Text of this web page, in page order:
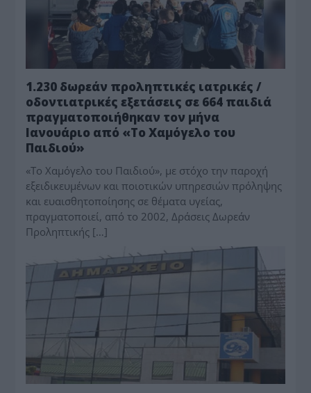
1.230 δωρεάν προληπτικές ιατρικές /
οδοντιατρικές εξετάσεις σε 664 παιδιά
πραγματοποιήθηκαν τον μήνα
Ιανουάριο από «Το Χαμόγελο του
Παιδιού»
«Το Χαμόγελο του Παιδιού», με στόχο την παροχή
εξειδικευμένων και ποιοτικών υπηρεσιών πρόληψης
και ευαισθητοποίησης σε θέματα υγείας,
πραγματοποιεί, από το 2002, Δράσεις Δωρεάν
Προληπτικής […]